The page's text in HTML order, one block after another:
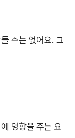
수는 없어요. 그
영향을 주는 요